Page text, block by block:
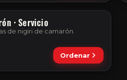
· Servicio
de nigiri de camarón.
Ordenar